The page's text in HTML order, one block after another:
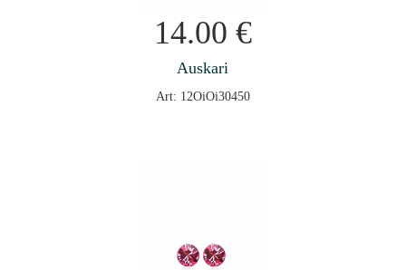
14.00 €
Auskari
Art: 12OiOi30450